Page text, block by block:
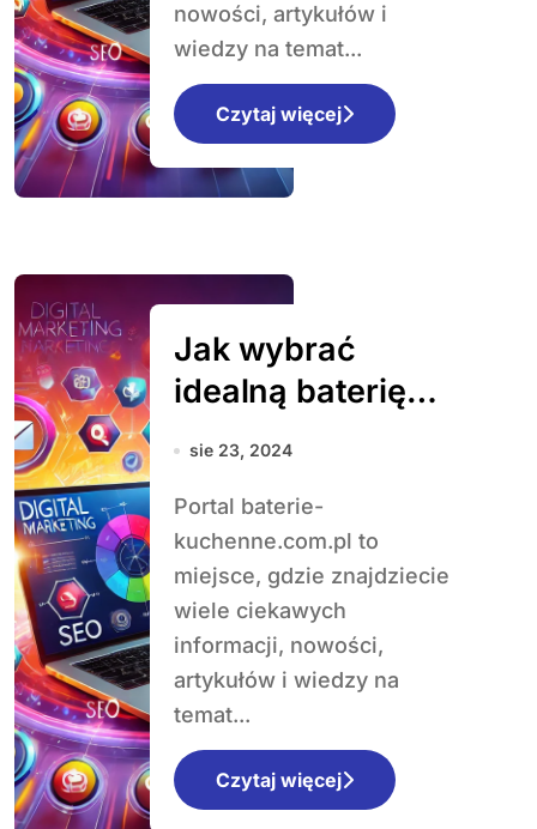
nowości, artykułów i
wiedzy na temat...
Czytaj więcej
Jak wybrać
idealną baterię
kuchenną i
w tej dziedzinie
sie 23, 2024
Portal baterie-
kuchenne.com.pl to
miejsce, gdzie znajdziecie
wiele ciekawych
informacji, nowości,
artykułów i wiedzy na
temat...
Czytaj więcej